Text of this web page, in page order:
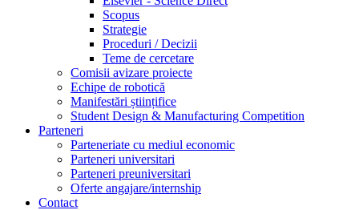
Scopus
Strategie
Proceduri / Decizii
Teme de cercetare
Comisii avizare proiecte
Echipe de robotică
Manifestări științifice
Student Design & Manufacturing Competition
Parteneri
Parteneriate cu mediul economic
Parteneri universitari
Parteneri preuniversitari
Oferte angajare/internship
Contact